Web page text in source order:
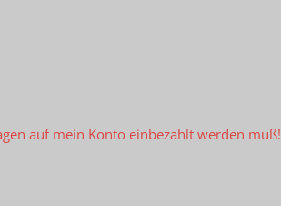
auf mein Konto einbezahlt werden muß!